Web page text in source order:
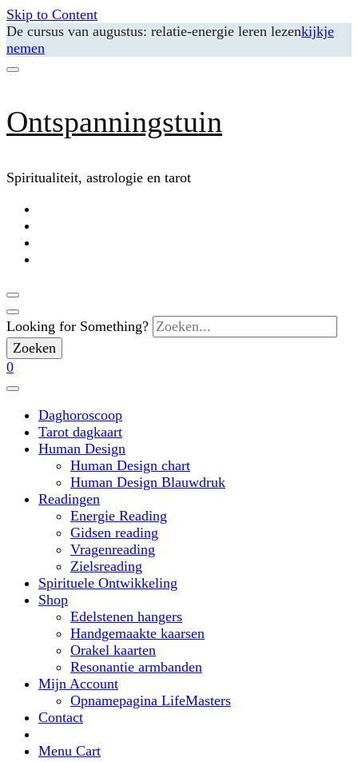
Skip to Content
De cursus van augustus: relatie-energie leren lezenkijkje
nemen
Ontspanningstuin
Spiritualiteit, astrologie en tarot
Looking for Something?
0
Daghoroscoop
Tarot dagkaart
Human Design
Human Design chart
Human Design Blauwdruk
Readingen
Energie Reading
Gidsen reading
Vragenreading
Zielsreading
Spirituele Ontwikkeling
Shop
Edelstenen hangers
Handgemaakte kaarsen
Orakel kaarten
Resonantie armbanden
Mijn Account
Opnamepagina LifeMasters
Contact
Menu Cart